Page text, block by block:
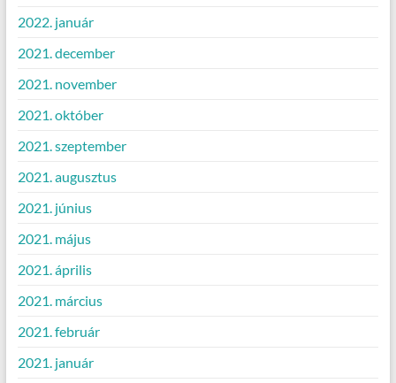
2022. január
2021. december
2021. november
2021. október
2021. szeptember
2021. augusztus
2021. június
2021. május
2021. április
2021. március
2021. február
2021. január